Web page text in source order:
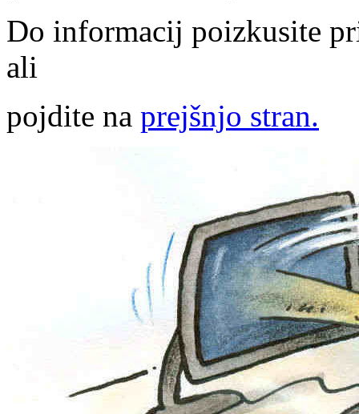
Do informacij poizkusite
ali
pojdite na prejšnjo stran.